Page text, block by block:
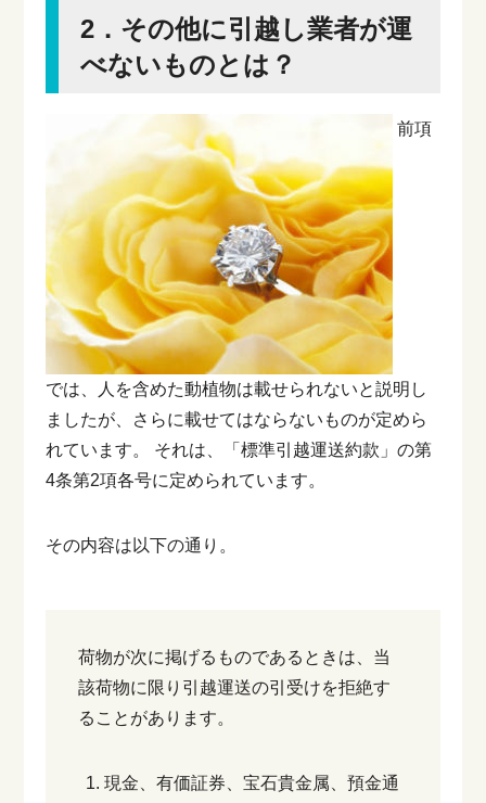
2．その他に引越し業者が運
べないものとは？
前項
では、人を含めた動植物は載せられないと説明し
ましたが、さらに載せてはならないものが定めら
れています。
それは、「標準引越運送約款」の第
4条第2項各号に定められています。
その内容は以下の通り。
荷物が次に掲げるものであるときは、当
該荷物に限り引越運送の引受けを拒絶す
ることがあります。
現金、有価証券、宝石貴金属、預金通